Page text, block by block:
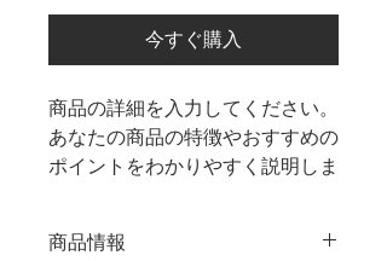
今すぐ購入
商品の詳細を入力してください。
あなたの商品の特徴やおすすめの
ポイントをわかりやすく説明しま
商品情報